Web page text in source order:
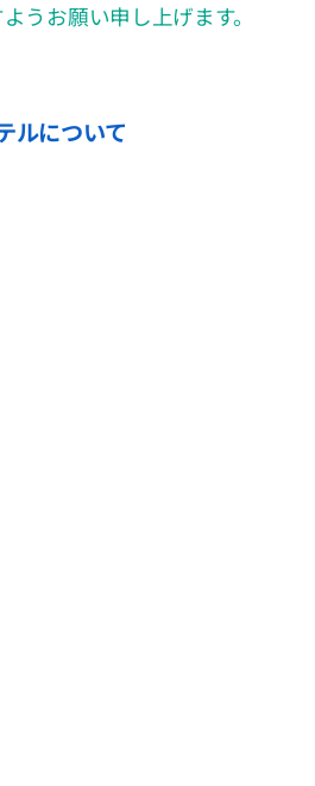
うお願い申し上げます。
ルについて